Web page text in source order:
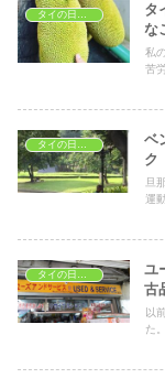
タイの日常生活
タ
な
私
苦
タイの日常生活
ベ
ク
旦
運
タイの日常生活
ユ
古
以
た